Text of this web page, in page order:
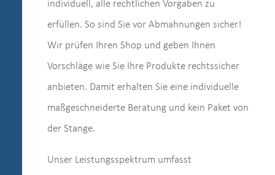
individuell, alle rechtlichen Vorgaben zu
erfüllen. So sind Sie vor Abmahnungen sicher!
Wir prüfen Ihren Shop und geben Ihnen
Vorschläge wie Sie Ihre Produkte rechtssicher
anbieten. Damit erhalten Sie eine individuelle
maßgeschneiderte Beratung und kein Paket von
der Stange.
Unser Leistungsspektrum umfasst